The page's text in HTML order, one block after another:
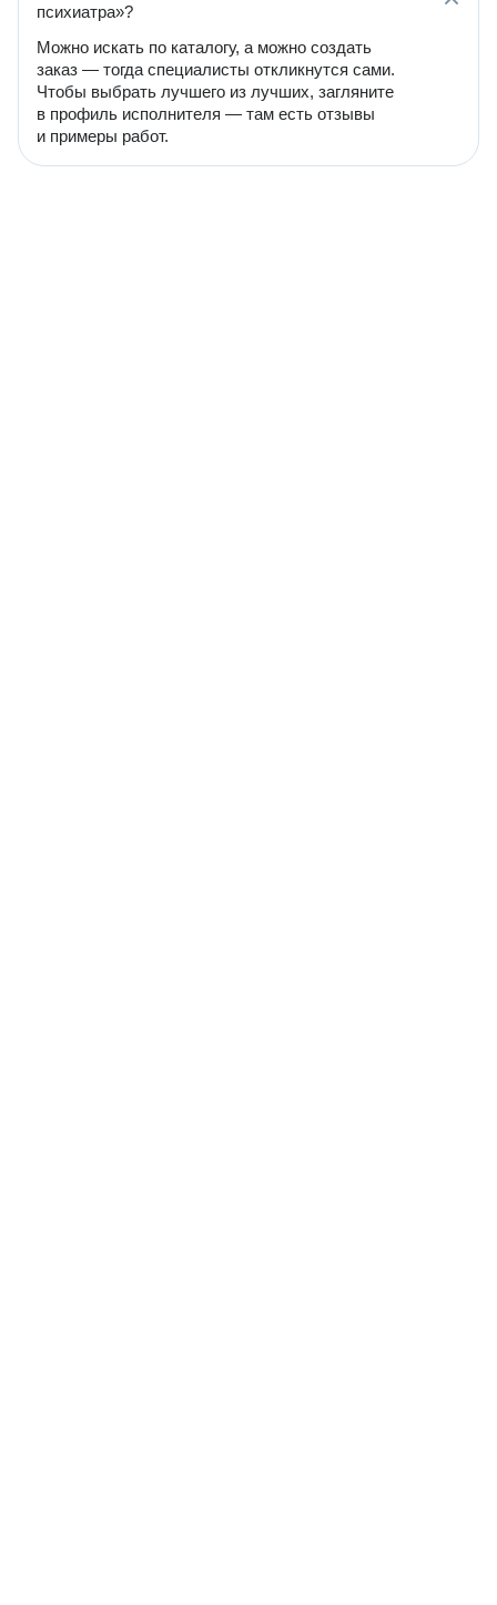
психиатра»?
Можно искать по каталогу, а можно создать
заказ — тогда специалисты откликнутся сами.
Чтобы выбрать лучшего из лучших, загляните
в профиль исполнителя — там есть отзывы
и примеры работ.